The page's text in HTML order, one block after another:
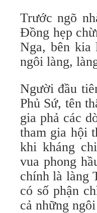
Trước ngõ
Đồng hẹp
Nga, bên kia
ngôi làng,
Người đầu
Phủ Sứ, tên
gia phả các
tham gia hội
khi kháng
vua phong
chính là làng
có số phận
cả những